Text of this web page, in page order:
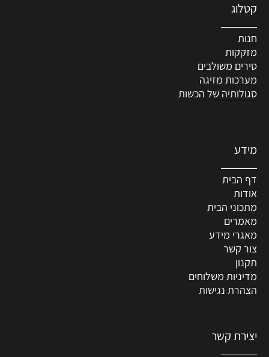
קטלוג
חנות
מזקקות
סירים משולבים
מערכות מזיגה
סגולותיה של הכשות
מידע
דף הבית
אודות
מתכוני הבית
מאמרים
מאגרי מידע
צור קשר
תקנון
מדיניות משלוחים
הצהרת נגישות
יצירת קשר